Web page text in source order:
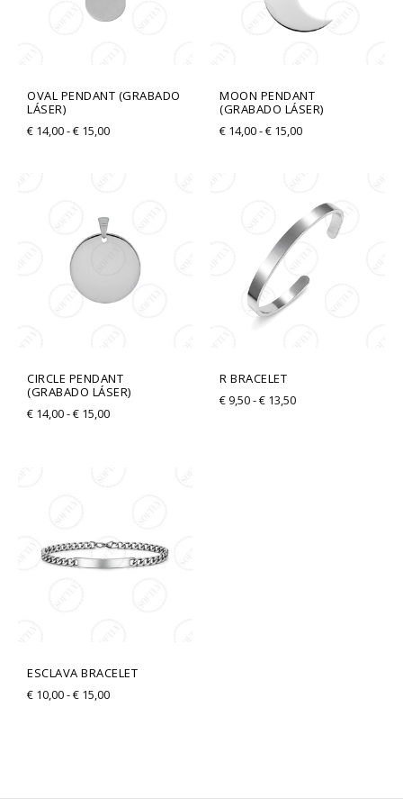
OVAL PENDANT (GRABADO
LÁSER)
€ 14,00-€ 15,00
MOON PENDANT
(GRABADO LÁSER)
€ 14,00-€ 15,00
CIRCLE PENDANT
(GRABADO LÁSER)
€ 14,00-€ 15,00
€ 14,00
hasta
€ 15,00
R BRACELET
€9,50-€ 13,50
precios:
desde
€ 9,50
ESCLAVA BRACELET
€ 10,00-€ 15,00
hasta
€ 15,00